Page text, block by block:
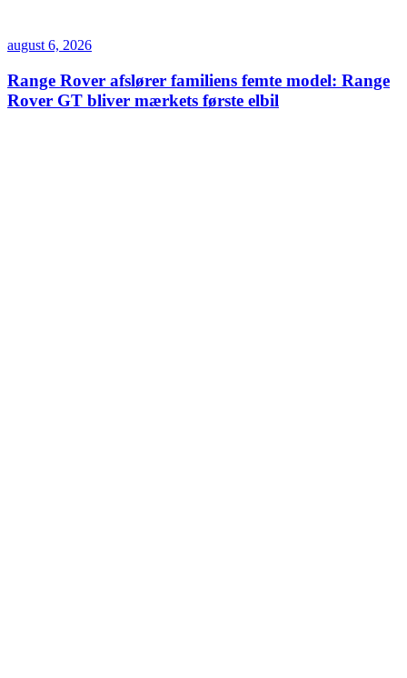
august 6, 2026
Range Rover afslører familiens femte model: Range
Rover GT bliver mærkets første elbil